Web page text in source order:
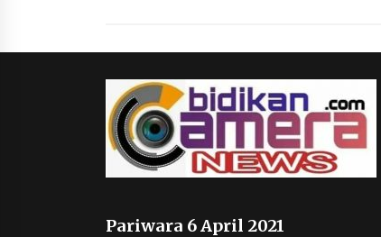
Pariwara 6 April 2021